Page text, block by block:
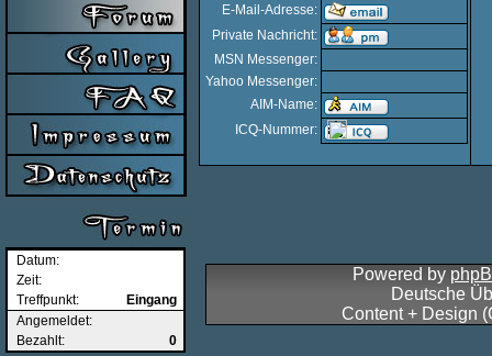
Datum:
Zeit:
Treffpunkt:
Eingang
Angemeldet:
Bezahlt:
0
E-Mail-Adresse:
Private Nachricht:
MSN Messenger:
Yahoo Messenger:
AIM-Name:
ICQ-Nummer:
Powered by
Deutsche
Content + Design